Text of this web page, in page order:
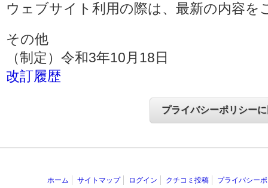
ウェブサイト利用の際は、最新の内容を
その他
（制定）令和3年10月18日
改訂履歴
ホーム サイトマップ ログイン クチコミ投稿 プライバシー